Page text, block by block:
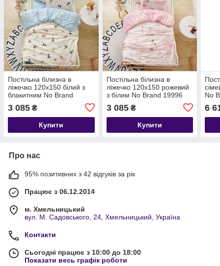
Постільна білизна в
ліжечко 120х150 білий з
блакитним No Brand
3 085 ₴
Купити
Постільна білизна в
ліжечко 120х150 рожевий
з білим No Brand 19996
3 085₴
Купити
No
6
Про нас
95% позитивних з 42 відгуків за рік
Працює з 06.12.2014
м. Хмельницький
вул. М. Садовського, 24, Хмельницький, Україна
Контакти
Сьогодні працює з 10:00 до 18:00
Показати весь графік роботи